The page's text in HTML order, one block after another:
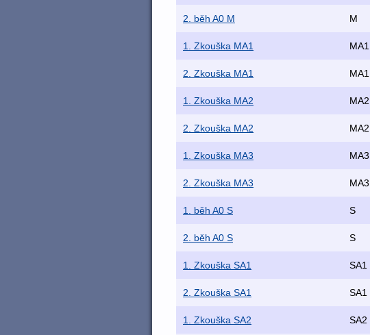
2. běh A0 M M
1. Zkouška MA1 MA1
2. Zkouška MA1 MA1
1. Zkouška MA2 MA2
2. Zkouška MA2 MA2
1. Zkouška MA3 MA3
2. Zkouška MA3 MA3
1. běh A0 S S
2. běh A0 S S
1. Zkouška SA1 SA1
2. Zkouška SA1 SA1
1. Zkouška SA2 SA2